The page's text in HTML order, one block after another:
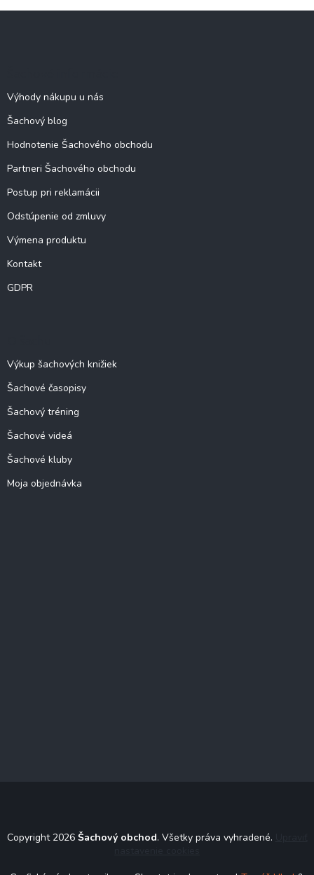
Výhody nákupu u nás
Šachový blog
Hodnotenie Šachového obchodu
Partneri Šachového obchodu
Postup pri reklamácii
Odstúpenie od zmluvy
Výmena produktu
Kontakt
GDPR
Výkup šachových knižiek
Šachové časopisy
Šachový tréning
Šachové videá
Šachové kluby
Moja objednávka
Copyright 2026 Šachový obchod. Všetky práva vyhradené.